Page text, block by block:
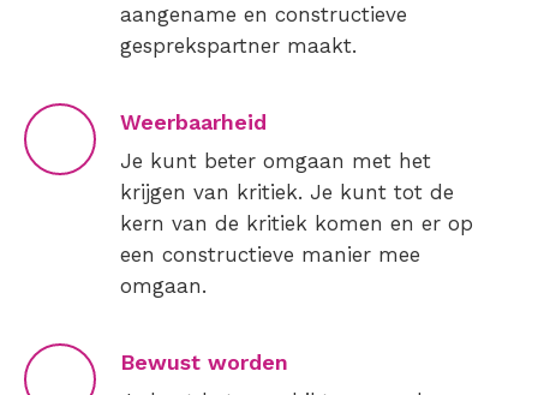
aangename en constructieve
gesprekspartner maakt.
Weerbaarheid
Je kunt beter omgaan met het
krijgen van kritiek. Je kunt tot de
kern van de kritiek komen en er op
een constructieve manier mee
omgaan.
Bewust worden